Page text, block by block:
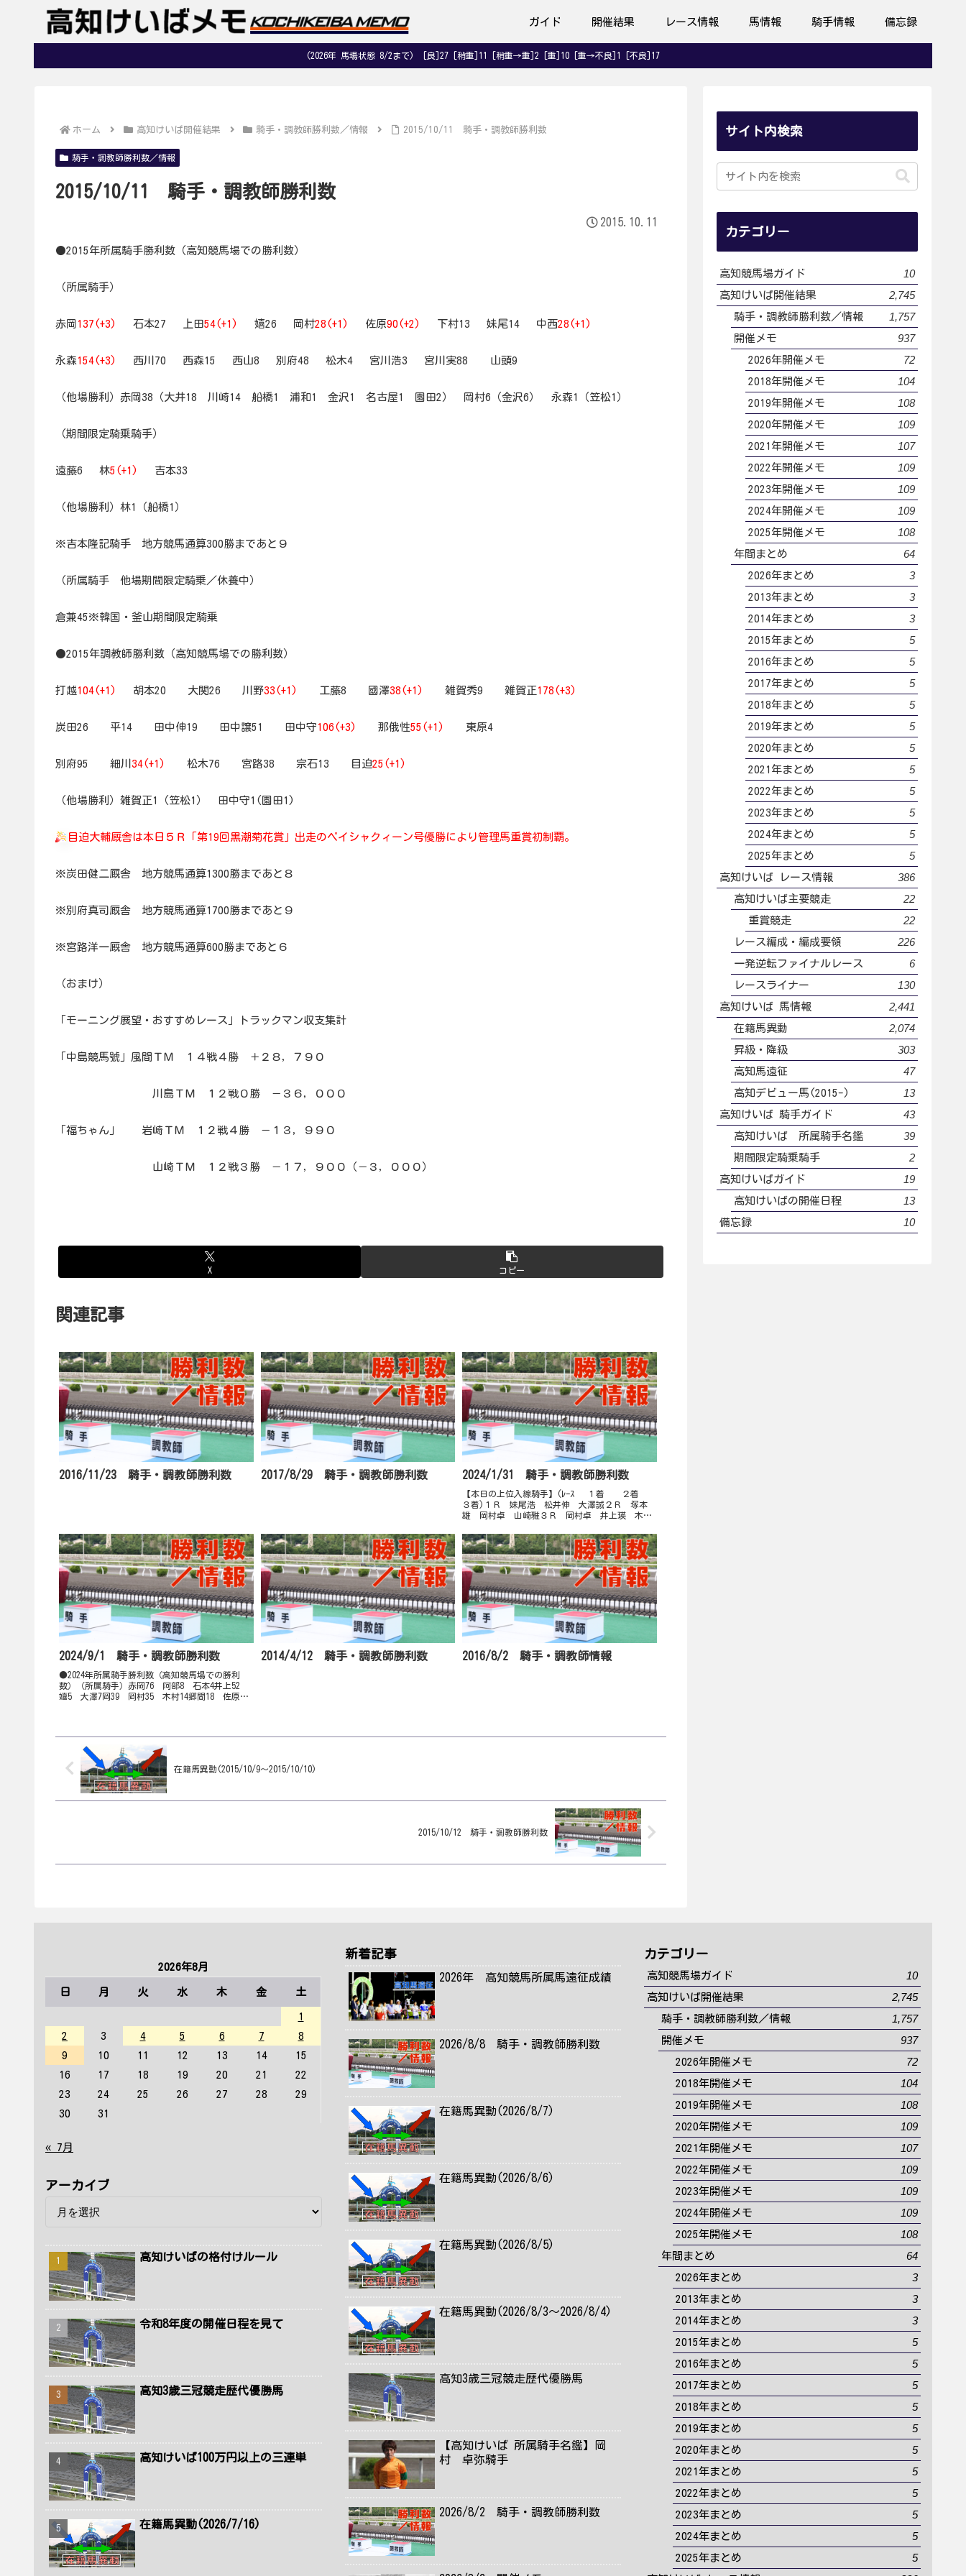
ガイド 開催結果 レース情報 馬情報 騎手情報 備忘録
(2026年 馬場状態 8/2まで) [良]27 [稍重]11 [稍重→重]2 [重]10 [重→不良]1 [不良]17
ホーム 高知けいば開催結果 騎手・調教師勝利数／情報 2015/10/11 騎手・調教師勝利数
騎手・調教師勝利数／情報
2015/10/11 騎手・調教師勝利数
2015.10.11
●2015年所属騎手勝利数（高知競馬場での勝利数）
（所属騎手）
赤岡 137(+3) 石本27 上田54(+1) 嬉26 岡村28(+1) 佐原90(+2) 下村13 妹尾14 中西28(+1)
永森 154(+3) 西川70 西森15 西山8 別府48 松木4 宮川浩3 宮川実88 山頭9
（他場勝利）赤岡38（大井18 川崎14 船橋1 浦和1 金沢1 名古屋1 園田2） 岡村6（金沢6） 永森1（笠松1）
（期間限定騎乗騎手）
遠藤6 林5(+1) 吉本33
（他場勝利）林1（船橋1）
※吉本隆記騎手 地方競馬通算300勝まであと９
（所属騎手 他場期間限定騎乗／休養中）
倉兼45※韓国・釜山期間限定騎乗
●2015年調教師勝利数（高知競馬場での勝利数）
打越104(+1) 胡本20 大関26 川野33(+1) 工藤8 國澤38(+1) 雑賀秀9 雑賀正 178(+3)
炭田26 平14 田中伸19 田中譲51 田中守 106(+3) 那俄性55(+1) 東原4
別府95 細川 34(+1) 松木76 宮路38 宗石13 目迫25(+1)
（他場勝利）雑賀正1（笠松1） 田中守1(園田1)
目迫大輔厩舎は本日５Ｒ「第19回黒潮菊花賞」出走のペイシャクィーン号優勝により管理馬重賞初制覇。
※炭田健二厩舎 地方競馬通算1300勝まであと８
※別府真司厩舎 地方競馬通算1700勝まであと９
※宮路洋一厩舎 地方競馬通算600勝まであと６
（おまけ）
「モーニング展望・おすすめレース」トラックマン収支集計
「中島競馬號」風間ＴＭ １４戦４勝 ＋２８，７９０
川島ＴＭ １２戦０勝 －３６，０００
「福ちゃん」 岩崎ＴＭ １２戦４勝 －１３，９９０
山崎ＴＭ １２戦３勝 －１７，９００（－３，０００）
X コピー
関連記事
2016/11/23 騎手・調教師勝利数 2017/8/29 騎手・調教師勝利数 2024/1/31 騎手・調教師勝利数
【本日の上位入線騎手】(ﾚｰｽ １着 ２着
３着)１Ｒ 妹尾浩 松井伸 大澤誠２Ｒ 塚本
雄 岡村卓 山崎雅３Ｒ 岡村卓 井上瑛 木村
永森大 中島龍６Ｒ 宮川実 林謙佑 塚本雄７
Ｒ 永森大 岡...
2024/9/1 騎手・調教師勝利数
●2024年所属騎手勝利数（高知競馬場での勝利
数）（所属騎手）赤岡76 阿部8 石本4井上52
嬉5 大澤7岡39 岡村35 木村14郷間18 佐原
2014/4/12 騎手・調教師勝利数 2016/8/2 騎手・調教師情報
在籍馬異動(2015/10/9～2015/10/10)
2015/10/12 騎手・調教師勝利数
サイト内検索
カテゴリー
高知競馬場ガイド 10
高知けいば開催結果 2,745
騎手・調教師勝利数／情報 1,757
開催メモ 937
2026年開催メモ 72
2018年開催メモ 104
2019年開催メモ 108
2020年開催メモ 109
2021年開催メモ 107
2022年開催メモ 109
2023年開催メモ 109
2024年開催メモ 109
2025年開催メモ 108
年間まとめ 64
2026年まとめ 3
2013年まとめ 3
2014年まとめ 3
2015年まとめ 5
2016年まとめ 5
2017年まとめ 5
2018年まとめ 5
2019年まとめ 5
2020年まとめ 5
2021年まとめ 5
2022年まとめ 5
2023年まとめ 5
2024年まとめ 5
2025年まとめ 5
高知けいば レース情報 386
高知けいば主要競走 22
重賞競走 22
レース編成・編成要領 226
一発逆転ファイナルレース 6
レースライナー 130
高知けいば 馬情報 2,441
在籍馬異動 2,074
昇級・降級 303
高知馬遠征 47
高知デビュー馬(2015-) 13
高知けいば 騎手ガイド 43
高知けいば 所属騎手名鑑 39
期間限定騎乗騎手 2
高知けいばガイド 19
高知けいばの開催日程 13
備忘録 10
2026年8月
日 月 火 水 木 金 土
1
2
3 4 5 6 7
8
9
10 11 12 13 14
15
16
17 18 19 20 21
22
23
24 25 26 27 28
29
30
31
« 7月
アーカイブ
高知けいばの格付けルール
令和8年度の開催日程を見て
高知3歳三冠競走歴代優勝馬
高知けいば100万円以上の三連単
在籍馬異動(2026/7/16)
新着記事
2026年 高知競馬所属馬遠征成績
2026/8/8 騎手・調教師勝利数
在籍馬異動(2026/8/7)
在籍馬異動(2026/8/6)
在籍馬異動(2026/8/5)
在籍馬異動(2026/8/3～2026/8/4)
高知3歳三冠競走歴代優勝馬
【高知けいば 所属騎手名鑑】岡
村 卓弥騎手
2026/8/2 騎手・調教師勝利数
カテゴリー
高知競馬場ガイド 10
高知けいば開催結果 2,745
騎手・調教師勝利数／情報 1,757
開催メモ 937
2026年開催メモ 72
2018年開催メモ 104
2019年開催メモ 108
2020年開催メモ 109
2021年開催メモ 107
2022年開催メモ 109
2023年開催メモ 109
2024年開催メモ 109
2025年開催メモ 108
年間まとめ 64
2026年まとめ 3
2013年まとめ 3
2014年まとめ 3
2015年まとめ 5
2016年まとめ 5
2017年まとめ 5
2018年まとめ 5
2019年まとめ 5
2020年まとめ 5
2021年まとめ 5
2022年まとめ 5
2023年まとめ 5
2024年まとめ 5
2025年まとめ 5